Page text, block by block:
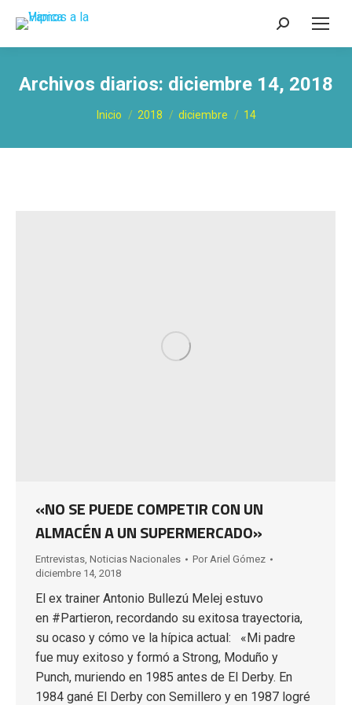
Buscar:
Archivos diarios: diciembre 14, 2018
Estás aquí:
Inicio 2018 diciembre 14
«NO SE PUEDE COMPETIR CON UN
ALMACÉN A UN SUPERMERCADO»
Entrevistas, Noticias Nacionales Por Ariel Gómez
diciembre 14, 2018
El ex trainer Antonio Bullezú Melej estuvo
en #Partieron, recordando su exitosa trayectoria,
su ocaso y cómo ve la hípica actual: «Mi padre
fue muy exitoso y formó a Strong, Moduño y
Punch, muriendo en 1985 antes de El Derby. En
1984 gané El Derby con Semillero y en 1987 logré